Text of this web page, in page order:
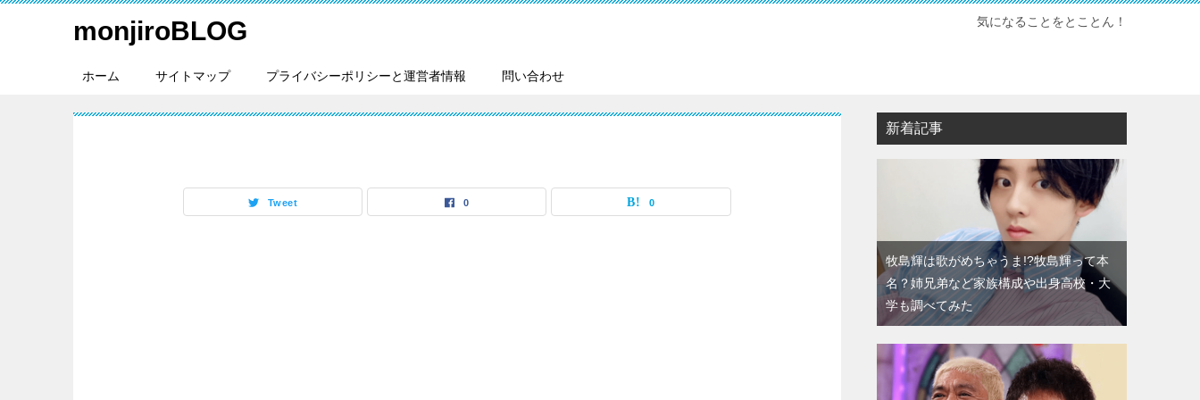
monjiroBLOG 気になることをとことん！
ホーム サイトマップ プライバシーポリシーと運営者情報 問い合わせ
Tweet 0 0
新着記事
牧島輝は歌がめちゃうま!?牧島輝って本
名？姉兄弟など家族構成や出身高校・大
学も調べてみた